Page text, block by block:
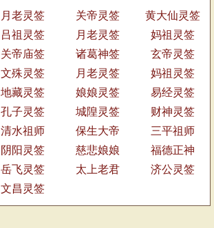
月老灵签 关帝灵签
黄大仙灵签
吕祖灵签 月老灵签
妈祖灵签
关帝庙签 诸葛神签
玄帝灵签
文殊灵签 月老灵签
妈祖灵签
地藏灵签 娘娘灵签
易经灵签
孔子灵签 城隍灵签
财神灵签
清水祖师 保生大帝
三平祖师
阴阳灵签 慈悲娘娘
福德正神
岳飞灵签 太上老君
济公灵签
文昌灵签